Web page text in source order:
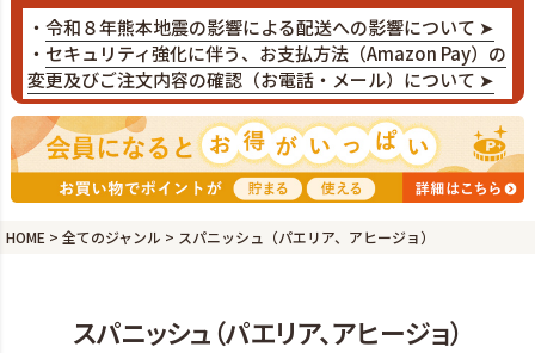
・ 令和８年熊本地震の影響による配送への影響について ➤
・ セキュリティ強化に伴う、お支払方法（Amazon Pay）の
変更及びご注文内容の確認（お電話・メール）について ➤
HOME 全てのジャンル スパニッシュ（パエリア、アヒージョ）
スパニッシュ（パエリア、アヒージョ）